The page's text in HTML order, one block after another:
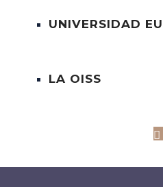
UNIVERSIDAD
LA OISS